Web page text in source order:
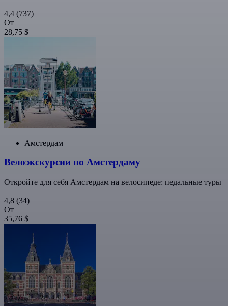
4,4 (737)
От
28,75 $
Амстердам
Велоэкскурсии по Амстердаму
Откройте для себя Амстердам на велосипеде: педальные туры
4,8 (34)
От
35,76 $